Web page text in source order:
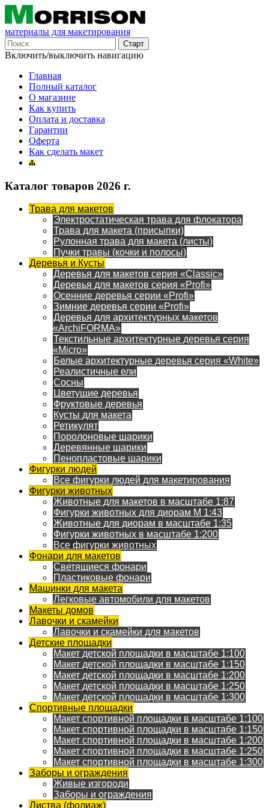
материалы для макетирования
Включить/выключить навигацию
Главная
Полный каталог
О магазине
Как купить
Оплата и доставка
Гарантии
Оферта
Как сделать макет
Каталог товаров 2026 г.
Трава для макетов
Электростатическая трава для флокатора
Трава для макета (присыпки)
Рулонная трава для макета (листы)
Пучки травы (кочки и полосы)
Деревья и Кусты
Деревья для макетов серия «Classic»
Деревья для макетов серия «Profi»
Осенние деревья серии «Profi»
Зимние деревья серии «Profi»
Деревья для архитектурных макетов
«ArchiFORMA»
Текстильные архитектурные деревья серия
«Micro»
Белые архитектурные деревья серия «White»
Реалистичные ели
Сосны
Цветущие деревья
Фруктовые деревья
Кусты для макета
Ретикулят
Поролоновые шарики
Деревянные шарики
Пенопластовые шарики
Фигурки людей
Все фигурки людей для макетирования
Фигурки животных
Животные для макетов в масштабе 1:87
Фигурки животных для диорам М 1:43
Животные для диорам в масштабе 1:35
Фигурки животных в масштабе 1:200
Все фигурки животных
Фонари для макетов
Светящиеся фонари
Пластиковые фонари
Машинки для макета
Легковые автомобили для макетов
Макеты домов
Лавочки и скамейки
Лавочки и скамейки для макетов
Детские площадки
Макет детской площадки в масштабе 1:100
Макет детской площадки в масштабе 1:150
Макет детской площадки в масштабе 1:200
Макет детской площадки в масштабе 1:250
Макет детской площадки в масштабе 1:300
Спортивные площадки
Макет спортивной площадки в масштабе 1:100
Макет спортивной площадки в масштабе 1:150
Макет спортивной площадки в масштабе 1:200
Макет спортивной площадки в масштабе 1:250
Макет спортивной площадки в масштабе 1:300
Заборы и ограждения
Живые изгороди
Заборы и ограждения
Листва (фолиаж)